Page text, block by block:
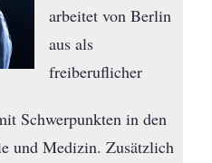
arbeitet von Berlin
aus als
freiberuflicher
Schwerpunkten in den
und Medizin. Zusätzlich